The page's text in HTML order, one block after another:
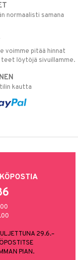
normaalisti samana
voimme pitää hinnat
teet löytöjä sivuillamme.
kautta
29.6.–
PIAN.